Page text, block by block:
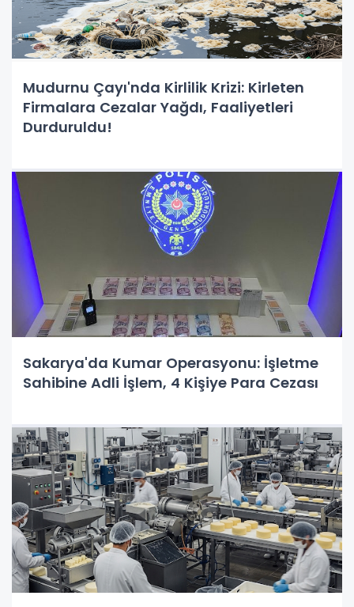
Mudurnu Çayı'nda Kirlilik Krizi: Kirleten
Firmalara Cezalar Yağdı, Faaliyetleri
Durduruldu!
Sakarya'da Kumar Operasyonu: İşletme
Sahibine Adli İşlem, 4 Kişiye Para Cezası